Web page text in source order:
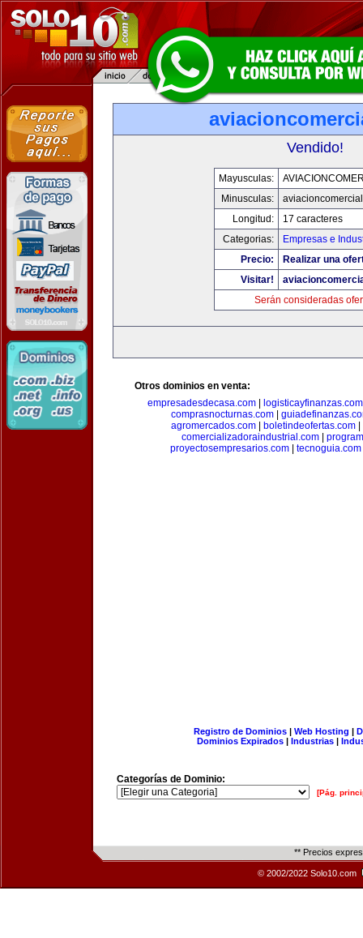
Vendido!
Mayusculas:
Minusculas:
Longitud:
17 caracteres
Categorias:
Empresas e
Precio:
Realizar una
Visitar!
Serán consideradas
Otros dominios en venta:
empresadesdecasa.com
logisticayfinanzas.com
comprasnocturnas.com
agromercados.com
boletindeofertas.com
comercializadoraindustrial.com
proyectosempresarios.com
tecnoguia.com
Registro de Dominios| Web Hosting |
Dominios Expirados | Industrias |
Categorías de Dominio:
[Pág.
** Precios
© 2002/2022 Solo10.com